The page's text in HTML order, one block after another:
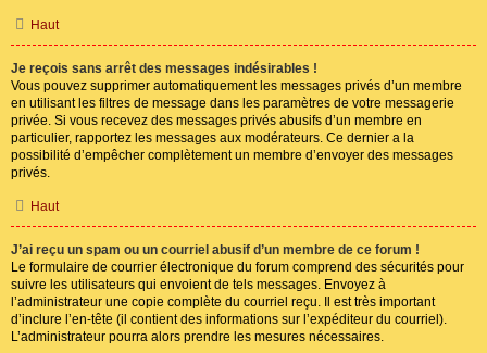
Haut
Je reçois sans arrêt des messages indésirables !
Vous pouvez supprimer automatiquement les messages privés d’un membre
en utilisant les filtres de message dans les paramètres de votre messagerie
privée. Si vous recevez des messages privés abusifs d’un membre en
particulier, rapportez les messages aux modérateurs. Ce dernier a la
possibilité d’empêcher complètement un membre d’envoyer des messages
privés.
Haut
J’ai reçu un spam ou un courriel abusif d’un membre de ce forum !
Le formulaire de courrier électronique du forum comprend des sécurités pour
suivre les utilisateurs qui envoient de tels messages. Envoyez à
l’administrateur une copie complète du courriel reçu. Il est très important
d’inclure l’en-tête (il contient des informations sur l’expéditeur du courriel).
L’administrateur pourra alors prendre les mesures nécessaires.